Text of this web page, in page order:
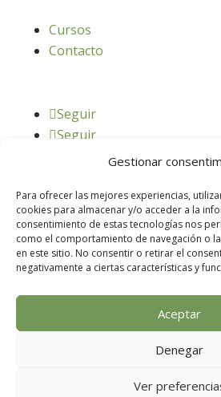
Gestionar
Para ofrecer las mejores experiencias,
cookies para almacenar y/o acceder a la
consentimiento de estas tecnologías nos
como el comportamiento de navegación o
en este sitio. No consentir o retirar el
negativamente a ciertas características y
Aceptar
Denegar
Ver
Cursos
Contacto
Seguir
Seguir